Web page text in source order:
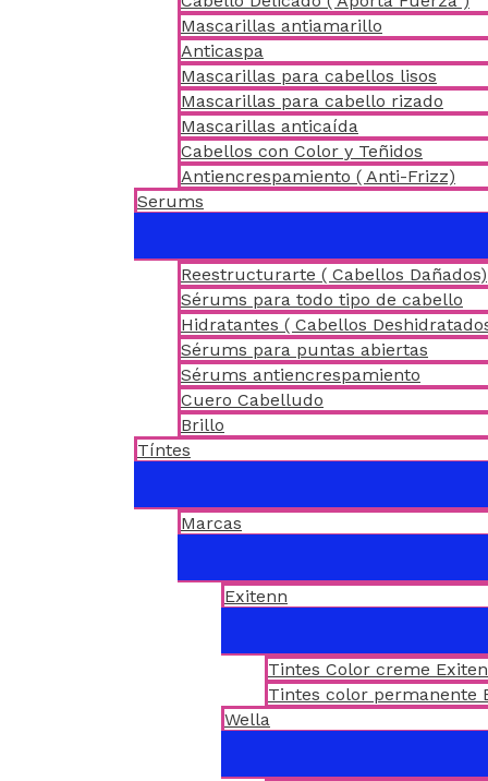
Mascarillas antiamarillo
Anticaspa
Mascarillas para cabellos lisos
Mascarillas para cabello rizado
Mascarillas anticaída
Cabellos con Color y Teñidos
Antiencrespamiento ( Anti-Frizz)
Serums
Reestructurarte ( Cabellos Dañados)
Sérums para todo tipo de cabello
Hidratantes ( Cabellos
Sérums para puntas abiertas
Sérums antiencrespamiento
Cuero Cabelludo
Brillo
Tíntes
Marcas
Exitenn
Tintes Color creme
Tintes color permanente
Wella